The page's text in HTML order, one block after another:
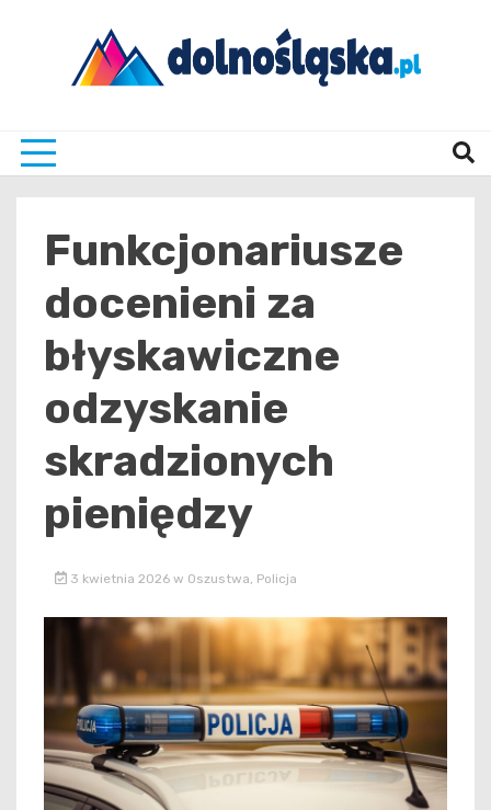
Funkcjonariusze
docenieni za
błyskawiczne
odzyskanie
skradzionych
pieniędzy
3 kwietnia 2026 w Oszustwa Policja